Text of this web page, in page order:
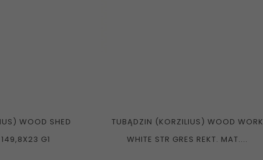
WOOD SHED
G1
TUBĄDZIN (KORZILIUS) WOOD WORK
WHITE STR GRES REKT. MAT....